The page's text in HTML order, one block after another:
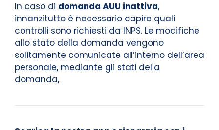
In caso di domanda AUU inattiva,
innanzitutto è necessario capire quali
controlli sono richiesti da INPS. Le modifiche
allo stato della domanda vengono
solitamente comunicate all’interno dell’area
personale, mediante gli stati della
domanda,